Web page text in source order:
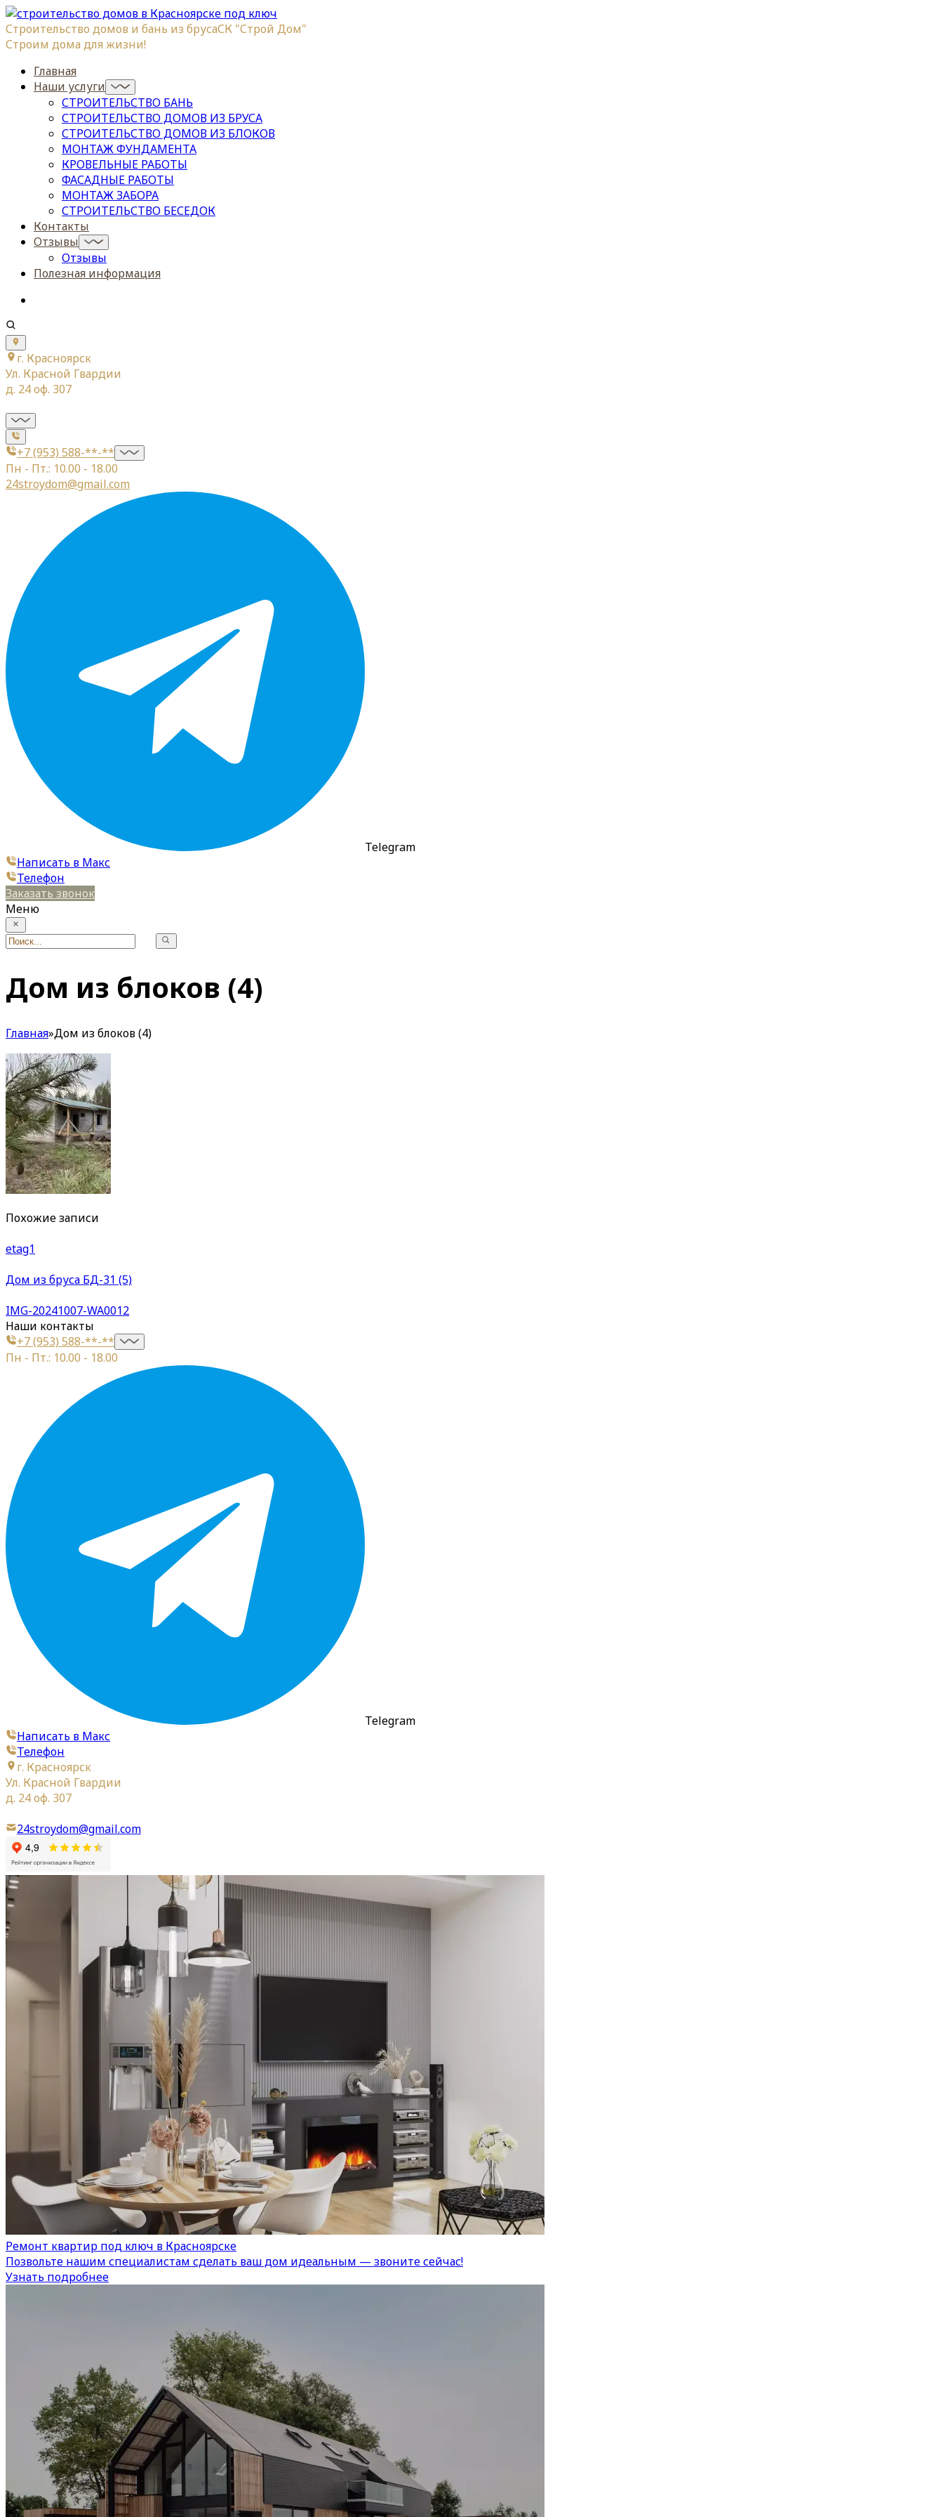
Строительство домов и бань из брусаСК "Строй Дом"
Строим дома для жизни!
Главная
Наши услуги
СТРОИТЕЛЬСТВО БАНЬ
СТРОИТЕЛЬСТВО ДОМОВ ИЗ БРУСА
СТРОИТЕЛЬСТВО ДОМОВ ИЗ БЛОКОВ
МОНТАЖ ФУНДАМЕНТА
КРОВЕЛЬНЫЕ РАБОТЫ
ФАСАДНЫЕ РАБОТЫ
МОНТАЖ ЗАБОРА
СТРОИТЕЛЬСТВО БЕСЕДОК
Контакты
Отзывы
Отзывы
Полезная информация
г. Красноярск
Ул. Красной Гвардии
д. 24 оф. 307
+7 (953) 588-**-**
Пн - Пт.: 10.00 - 18.00
24stroydom@gmail.com
Telegram
Написать в Макс
Телефон
Заказать звонок
Меню
Дом из блоков (4)
Главная»Дом из блоков (4)
Похожие записи
etag1
Дом из бруса БД-31 (5)
IMG-20241007-WA0012
Наши контакты
+7 (953) 588-**-**
Пн - Пт.: 10.00 - 18.00
Telegram
Написать в Макс
Телефон
г. Красноярск
Ул. Красной Гвардии
д. 24 оф. 307
24stroydom@gmail.com
Ремонт квартир под ключ в Красноярске
Позвольте нашим специалистам сделать ваш дом идеальным — звоните сейчас!
Узнать подробнее